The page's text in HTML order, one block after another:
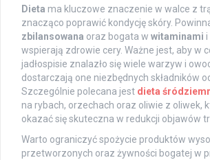
Dieta ma kluczowe znaczenie w walce z
znacząco poprawić kondycję skóry.
zbilansowana oraz bogata w witaminami i
wspierają zdrowie cery. Ważne jest, aby w
jadłospisie znalazło się wiele warzyw i
dostarczają one niezbędnych składników
Szczególnie polecana jest dieta
na rybach, orzechach oraz oliwie z oliwek,
okazać się skuteczna w redukcji objawów
Warto ograniczyć spożycie produktów
przetworzonych oraz żywności bogatej w